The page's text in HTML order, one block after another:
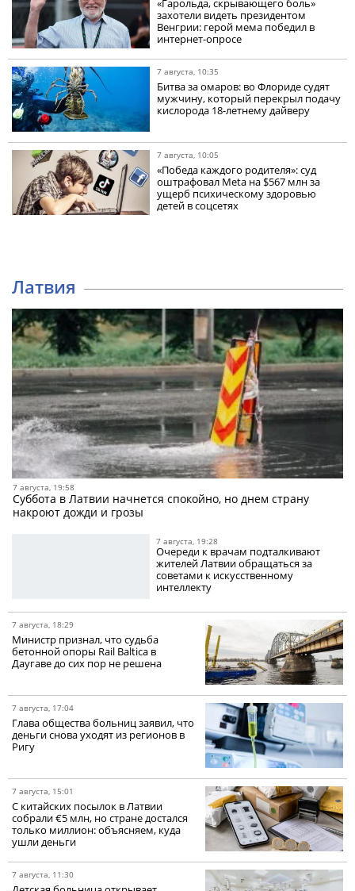
«Гарольда, скрывающего боль»
захотели видеть президентом
Венгрии: герой мема победил в
интернет-опросе
7 августа, 10:35
Битва за омаров: во Флориде судят
мужчину, который перекрыл подачу
кислорода 18-летнему дайверу
7 августа, 10:05
«Победа каждого родителя»: суд
оштрафовал Meta на $567 млн за
ущерб психическому здоровью
детей в соцсетях
Латвия
7 августа, 19:58
Суббота в Латвии начнется спокойно, но днем страну
накроют дожди и грозы
7 августа, 19:28
Очереди к врачам подталкивают
жителей Латвии обращаться за
советами к искусственному
интеллекту
7 августа, 18:29
Министр признал, что судьба
бетонной опоры Rail Baltica в
Даугаве до сих пор не решена
7 августа, 17:04
Глава общества больниц заявил, что
деньги снова уходят из регионов в
Ригу
7 августа, 15:01
С китайских посылок в Латвии
собрали €5 млн, но стране достался
только миллион: объясняем, куда
ушли деньги
7 августа, 11:30